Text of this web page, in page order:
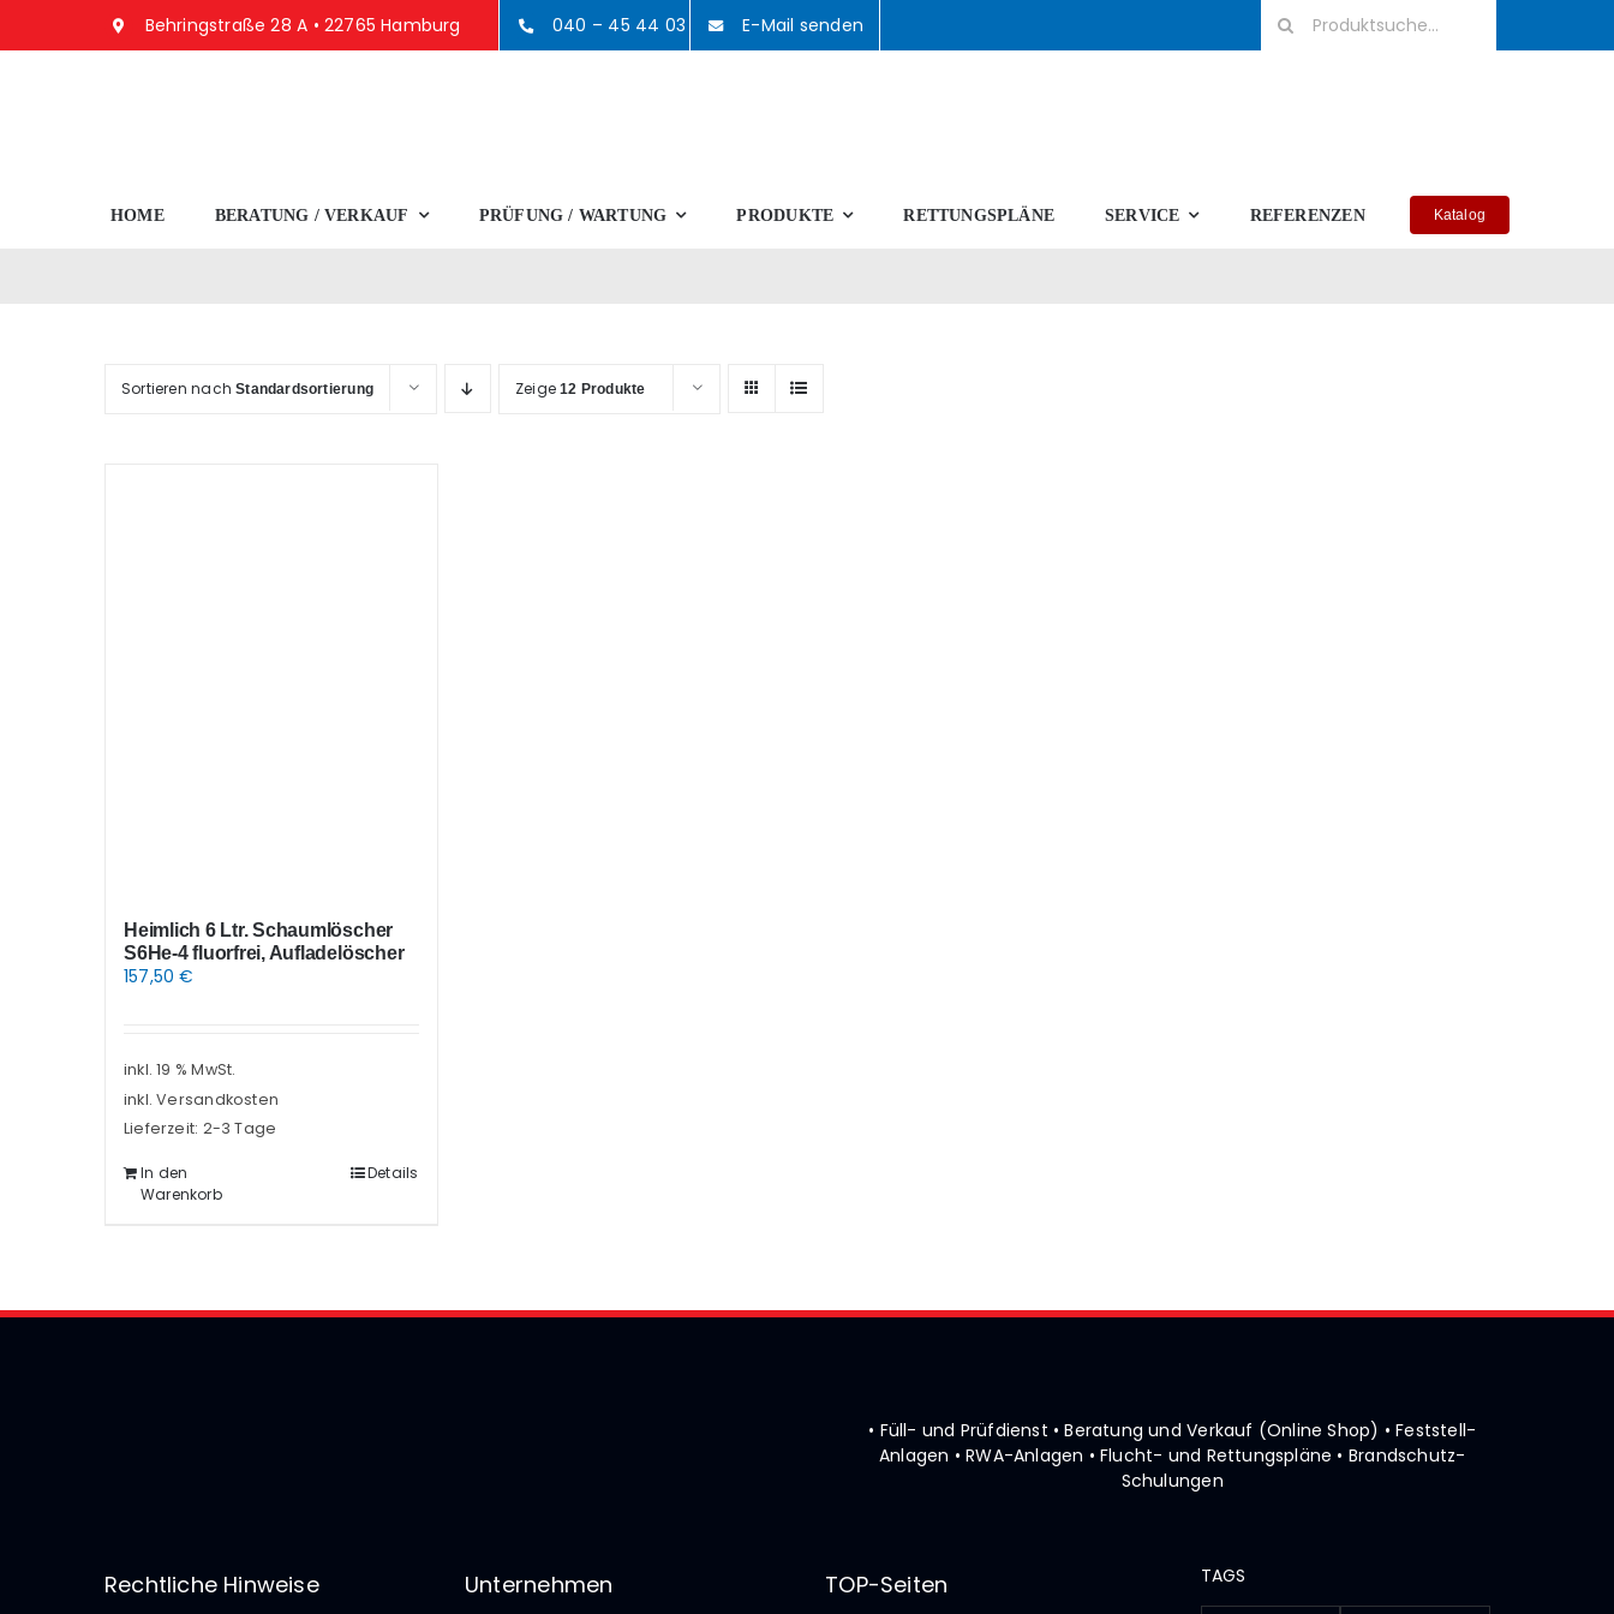
Behringstraße 28 A • 22765 Hamburg 040 – 45 44 03 E-Mail senden
nach:
HOME BERATUNG / VERKAUF PRÜFUNG / WARTUNG PRODUKTE RETTUNGSPLÄNE SERVICE REFERENZEN Katalog
Sortieren nachStandardsortierung Zeige12 Produkte
Heimlich 6 Ltr. Schaumlöscher
S6He-4 fluorfrei, Aufladelöscher
157,50€
inkl. 19 % MwSt.
inkl. Versandkosten
Lieferzeit: 2-3 Tage
In den
Warenkorb
Details
• Füll- und Prüfdienst • Beratung und Verkauf (Online Shop) • Feststell-
Anlagen • RWA-Anlagen • Flucht- und Rettungspläne • Brandschutz-
Schulungen
Rechtliche Hinweise Unternehmen TOP-Seiten TAGS